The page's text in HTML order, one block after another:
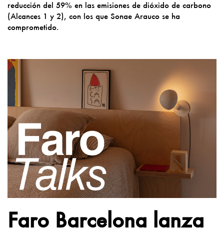
reducción del 59% en las emisiones de dióxido de carbono
(Alcances 1 y 2), con los que Sonae Arauco se ha
comprometido.
Faro Barcelona lanza